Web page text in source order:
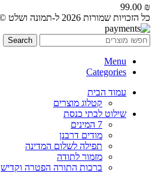
99.00 ₪
כל הזכויות שמורות 2026 ל-תמונה ושלט ©
Search
Menu
Categories
עמוד הבית
קטלוג מוצרים
שילוט לבתי כנסת
7 המינים
מודים דרבנן
תפילה לשלום המדינה
מזמור לתודה
ברכות התורה הפטרה וקדיש